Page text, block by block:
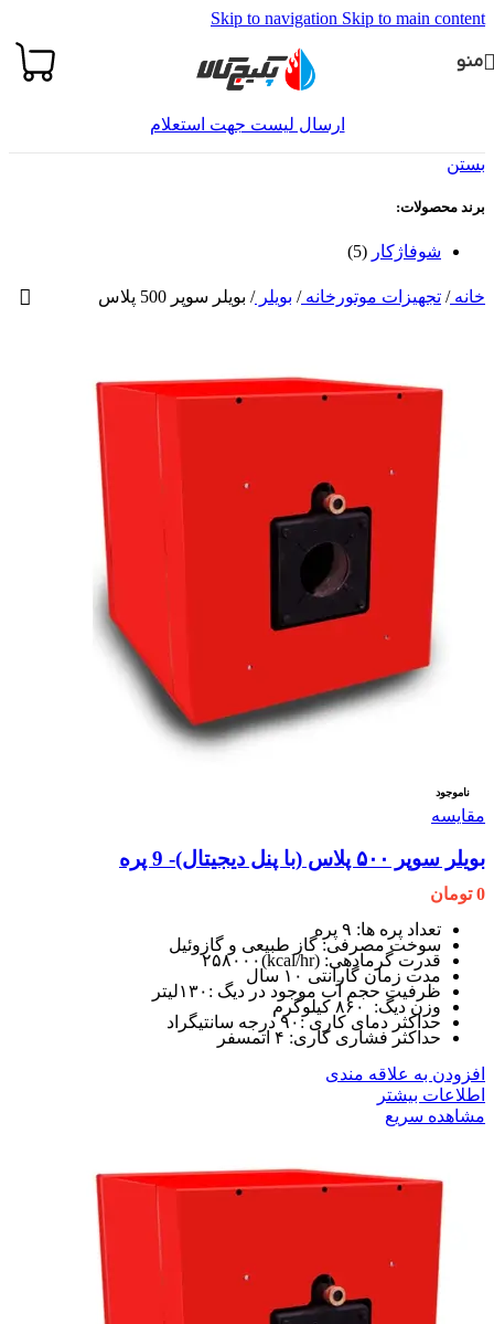
Skip to navigation Skip to main content
منو
ارسال لیست جهت استعلام
بستن
برند محصولات:
شوفاژکار (5)
خانه/ تجهیزات موتورخانه/ بویلر/ بویلر سوپر 500 پلاس
ناموجود
مقایسه
بویلر سوپر ۵۰۰ پلاس (با پنل دیجیتال)- 9 پره
0 تومان
تعداد پره ها: ۹ پره
سوخت مصرفی: گاز طبیعی و گازوئیل
قدرت گرمادهی: (kcal/hr)۲۵۸۰۰۰
مدت زمان گارانتی ۱۰ سال
ظرفیت حجم آب موجود در دیگ :۱۳۰لیتر
وزن دیگ: ۸۶۰ کیلوگرم
حداکثر دمای کاری :۹۰ درجه سانتیگراد
حداکثر فشاری کاری: ۴ اتمسفر
افزودن به علاقه مندی
اطلاعات بیشتر
مشاهده سریع